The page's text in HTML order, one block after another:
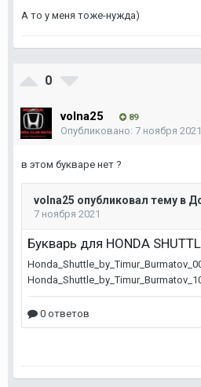
А то у меня тоже-нужда)
0
volna25 89
Опубликовано: 7 ноября 2021
в этом букваре нет ?